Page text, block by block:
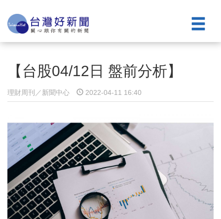
【台股04/12日 盤前分析】
理財周刊／新聞中心 2022-04-11 16:40